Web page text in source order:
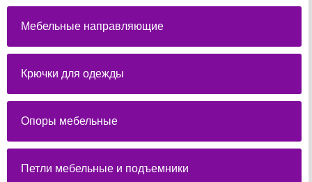
Мебельные направляющие
Крючки для одежды
Опоры мебельные
Петли мебельные и подъемники